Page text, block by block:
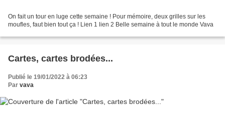
On fait un tour en luge cette semaine ! Pour mémoire, deux grilles sur les
moufles, faut bien tout ça ! Lien 1 lien 2 Belle semaine à tout le monde Vava
Cartes, cartes brodées...
Publié le 19/01/2022 à 06:23
Par vava